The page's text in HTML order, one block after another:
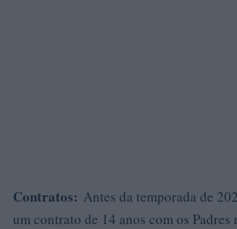
Contratos: Antes da temporada de
um contrato de 14 anos com os